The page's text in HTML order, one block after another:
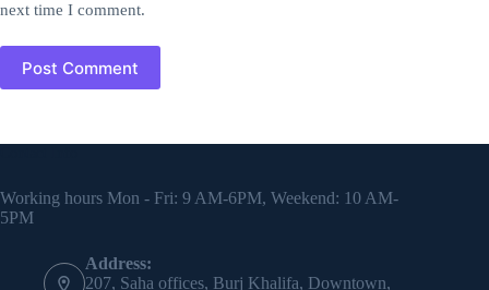
next time I comment.
Post Comment
Working hours Mon - Fri: 9 AM-6PM, Weekend: 10 AM-
5PM
Address:
207, Saha offices, Burj Khalifa, Downtown,